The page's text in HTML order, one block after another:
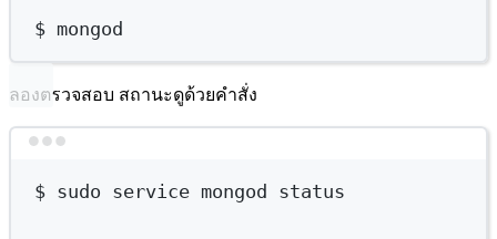
$ mongod
ลองตรวจสอบ สถานะดูด้วยคำสั่ง
$ sudo service mongod status